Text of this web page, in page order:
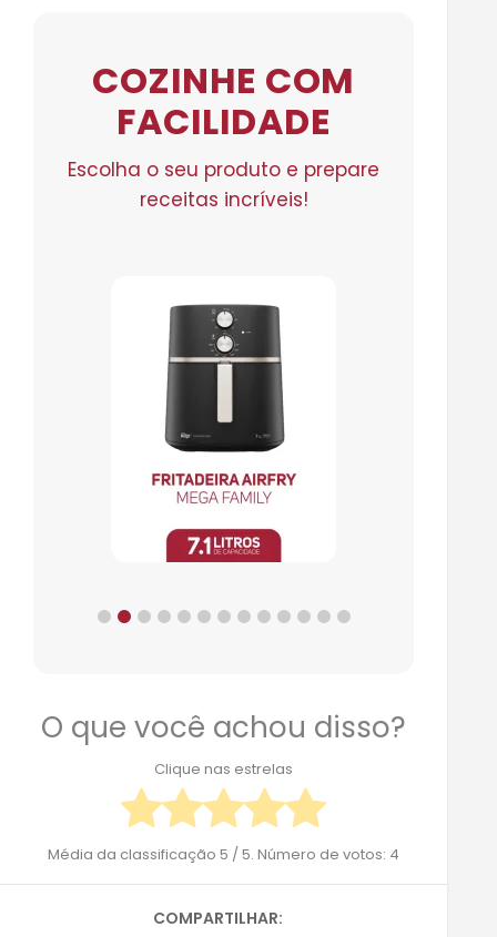
COZINHE COM
FACILIDADE
Escolha o seu produto e prepare
receitas incríveis!
O que você achou disso?
Clique nas estrelas
Média da classificação5 / 5. Número de votos: 4
COMPARTILHAR: